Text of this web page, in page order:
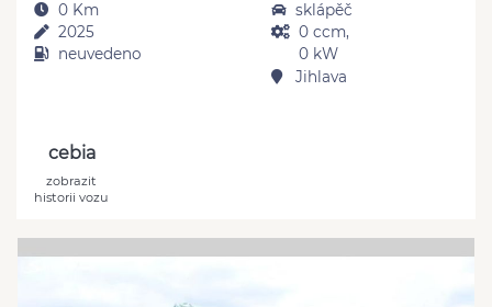
0 Km
2025
neuvedeno
sklápěč
0 ccm,
0 kW
Jihlava
cebia
zobrazit
historii vozu